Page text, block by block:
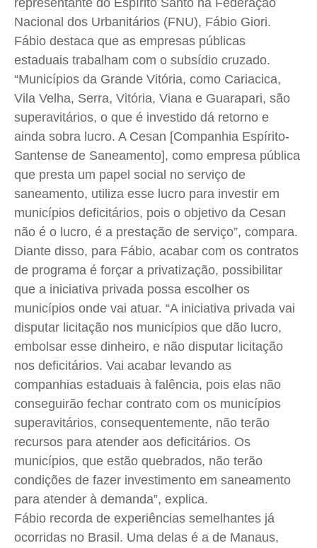
representante do Espírito Santo na Federação
Nacional dos Urbanitários (FNU), Fábio Giori.
Fábio destaca que as empresas públicas
estaduais trabalham com o subsídio cruzado.
“Municípios da Grande Vitória, como Cariacica,
Vila Velha, Serra, Vitória, Viana e Guarapari, são
superavitários, o que é investido dá retorno e
ainda sobra lucro. A Cesan [Companhia Espírito-
Santense de Saneamento], como empresa pública
que presta um papel social no serviço de
saneamento, utiliza esse lucro para investir em
municípios deficitários, pois o objetivo da Cesan
não é o lucro, é a prestação de serviço”, compara.
Diante disso, para Fábio, acabar com os contratos
de programa é forçar a privatização, possibilitar
que a iniciativa privada possa escolher os
municípios onde vai atuar. “A iniciativa privada vai
disputar licitação nos municípios que dão lucro,
embolsar esse dinheiro, e não disputar licitação
nos deficitários. Vai acabar levando as
companhias estaduais à falência, pois elas não
conseguirão fechar contrato com os municípios
superavitários, consequentemente, não terão
recursos para atender aos deficitários. Os
municípios, que estão quebrados, não terão
condições de fazer investimento em saneamento
para atender à demanda”, explica.
Fábio recorda de experiências semelhantes já
ocorridas no Brasil. Uma delas é a de Manaus,